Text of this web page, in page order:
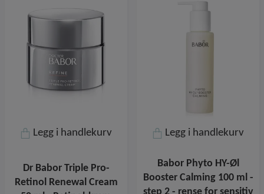
Legg i handlekurv
Dr Babor Triple Pro-
Retinol Renewal Cream
Legg i handlekurv
Babor Phyto HY-Øl
Booster Calming 100 ml -
step 2 - rense for sensitiv